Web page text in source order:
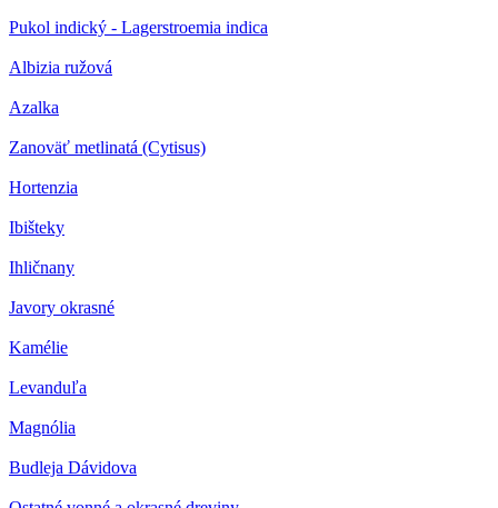
Pukol indický - Lagerstroemia indica
Albizia ružová
Azalka
Zanoväť metlinatá (Cytisus)
Hortenzia
Ibišteky
Ihličnany
Javory okrasné
Kamélie
Levanduľa
Magnólia
Budleja Dávidova